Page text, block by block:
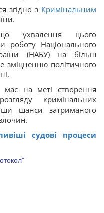
згідно з Кримінальним
ухвалення цього
роботу Національного
(НАБУ) на більш
зміцненню політичного
на меті створення
кримінальних
шанси затриманого
судові процеси